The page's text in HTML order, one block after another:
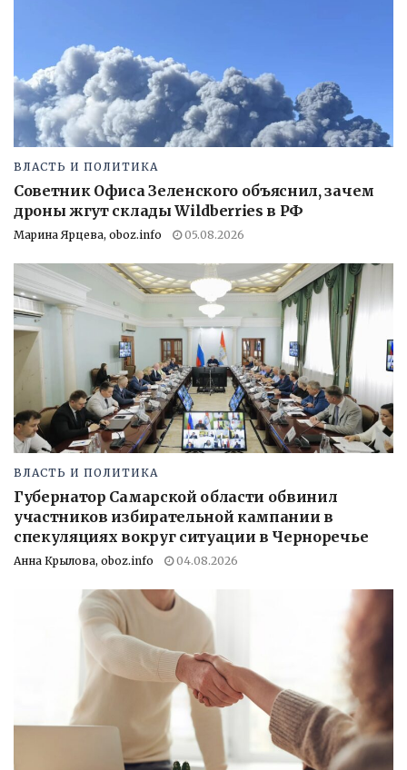
ВЛАСТЬ И ПОЛИТИКА
Советник Офиса Зеленского объяснил, зачем
дроны жгут склады Wildberries в РФ
Марина Ярцева, oboz.info 05.08.2026
ВЛАСТЬ И ПОЛИТИКА
Губернатор Самарской области обвинил
участников избирательной кампании в
спекуляциях вокруг ситуации в Черноречье
Анна Крылова, oboz.info 04.08.2026